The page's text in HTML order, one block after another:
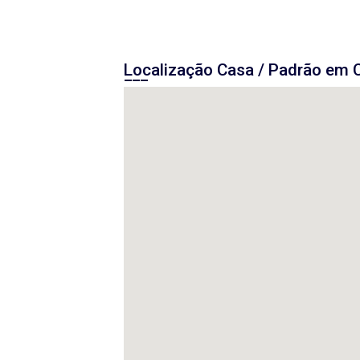
Localização Casa / Padrão em